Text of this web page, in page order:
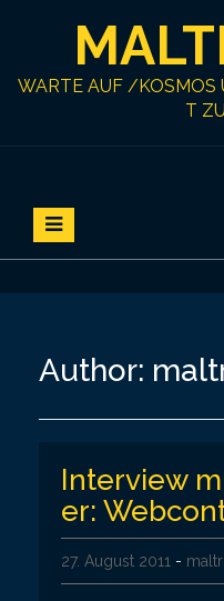
WARTE AUF /KOSMOS
T
Author:
Interview
er:
27. August 2011 -